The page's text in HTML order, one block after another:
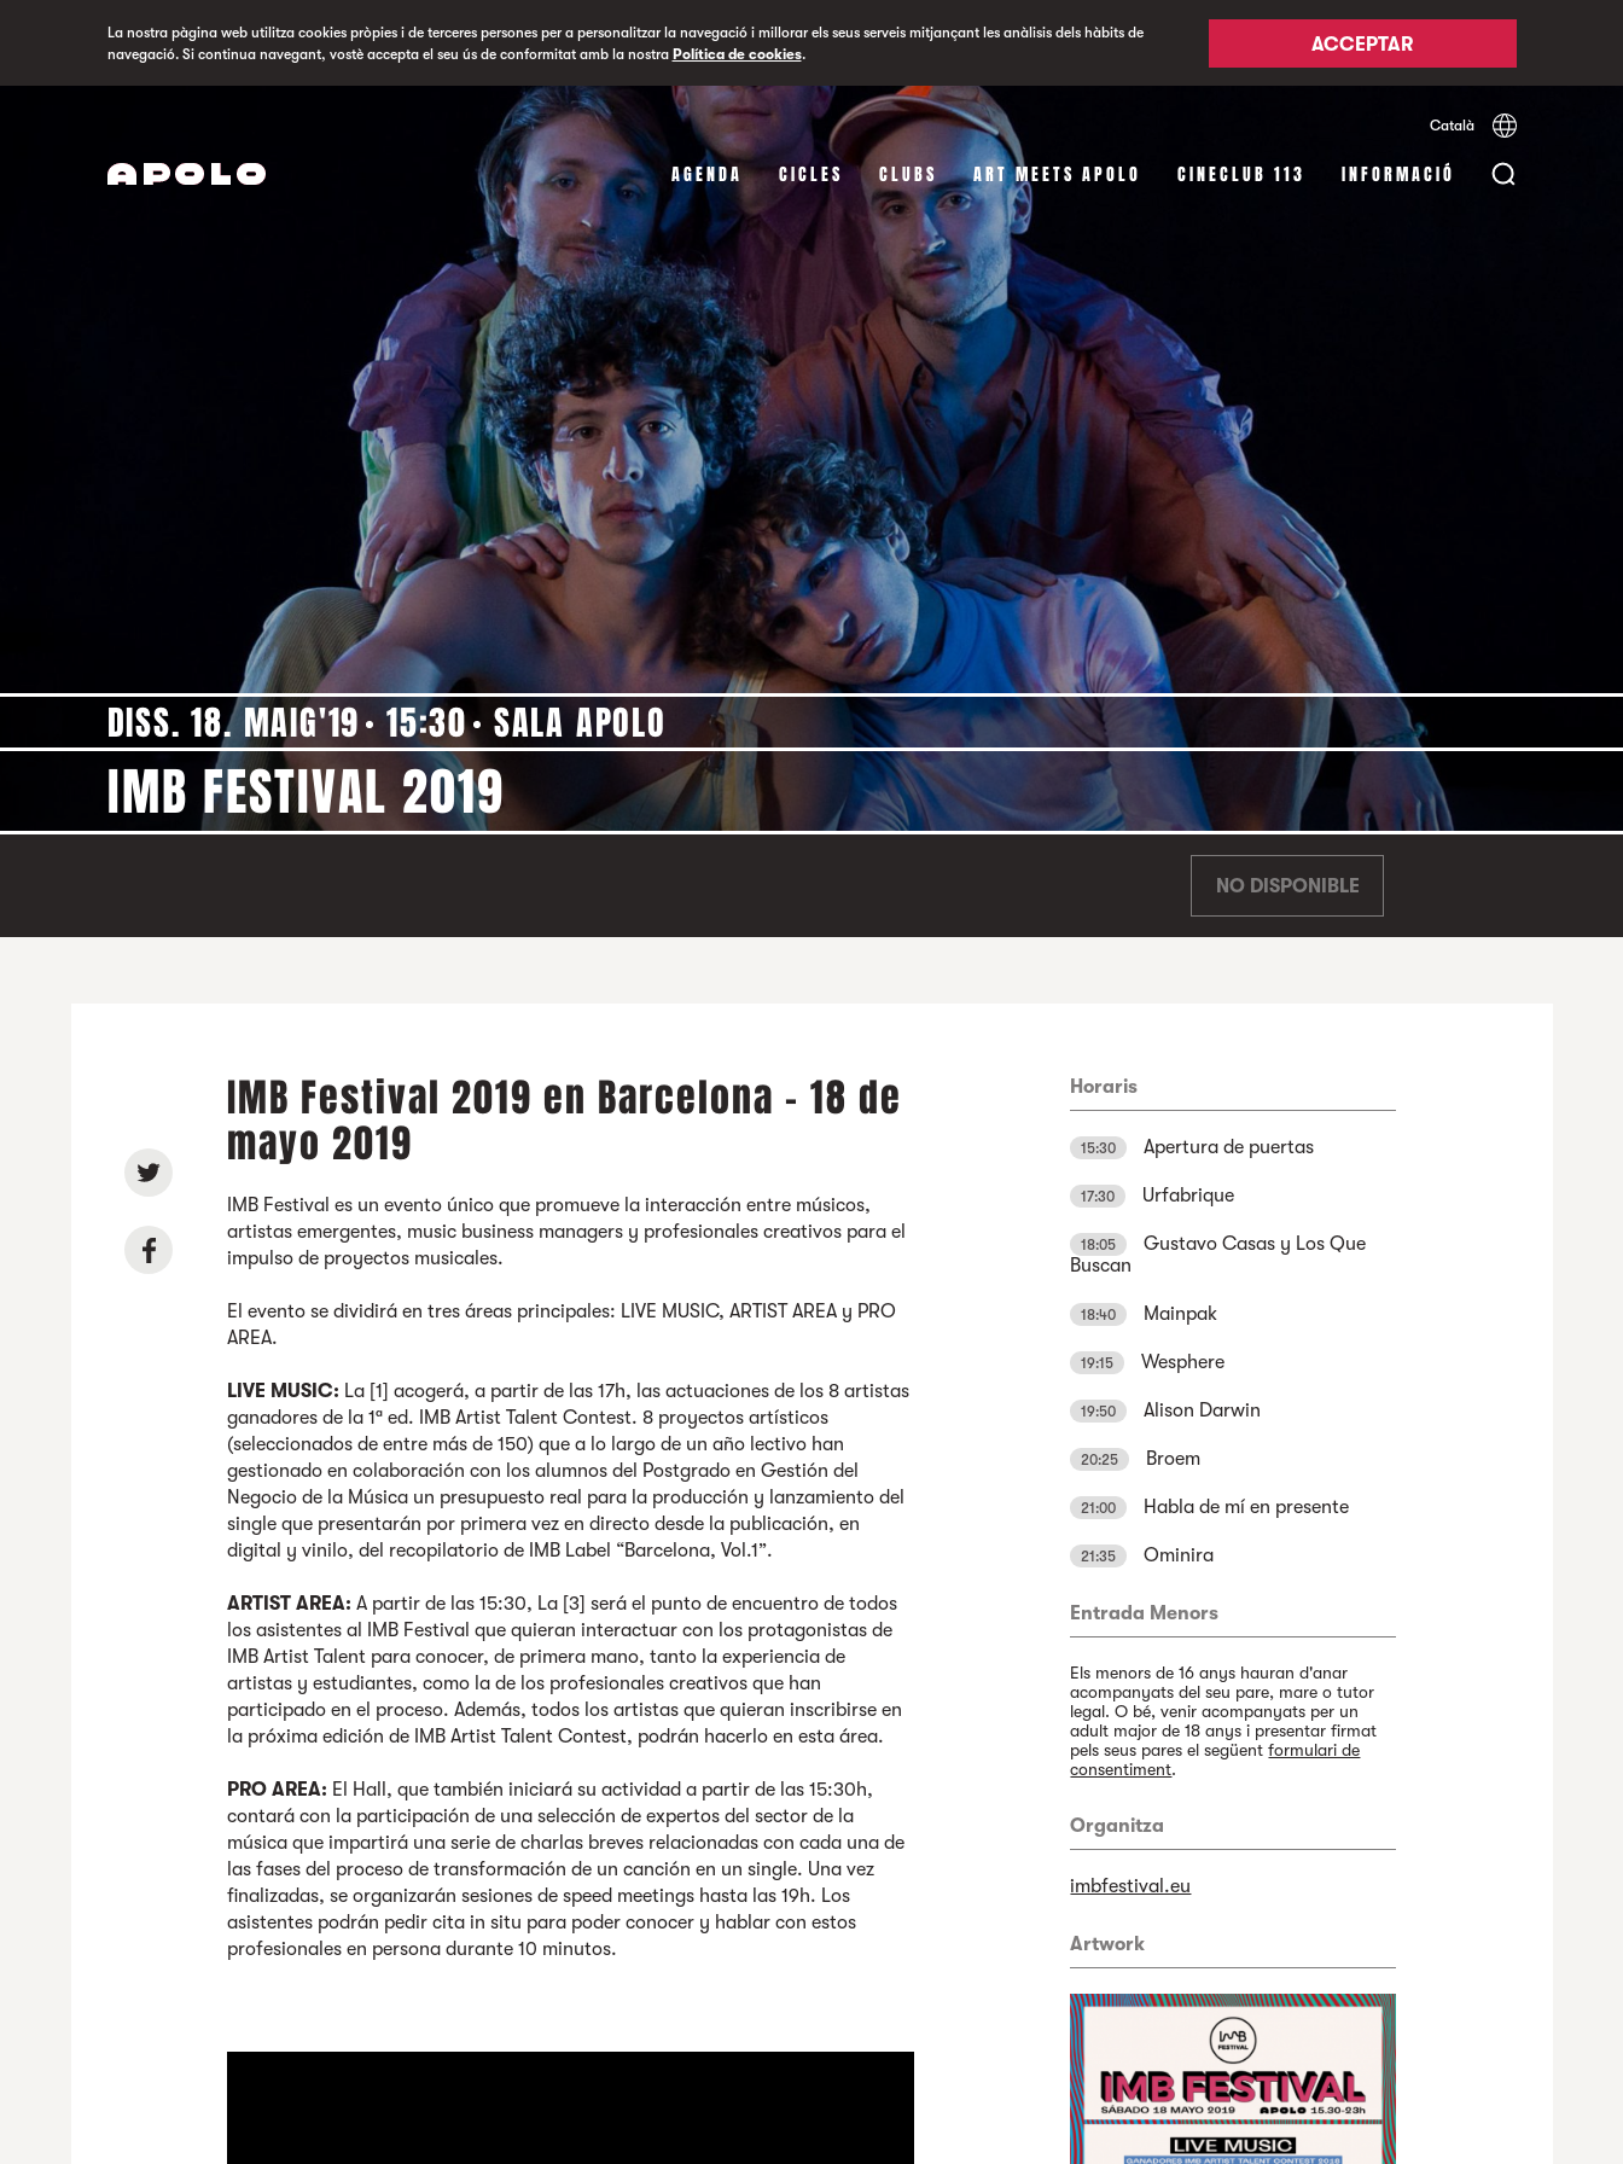
La nostra pàgina web utilitza cookies pròpies i de terceres persones per a personalitzar la navegació i millorar els seus serveis mitjançant les anàlisis dels hàbits de
navegació. Si continua navegant, vostè accepta el seu ús de conformitat amb la nostra Política de cookies. ACCEPTAR
Català Español
AGENDA CICLES CLUBS ART MEETS APOLO CINECLUB 113 INFORMACIÓ
DISS. 18. MAIG'19 15:30 SALA APOLO
IMB FESTIVAL 2019
NO DISPONIBLE
IMB Festival 2019 en Barcelona - 18 de
mayo 2019
IMB Festival es un evento único que promueve la interacción entre músicos,
artistas emergentes, music business managers y profesionales creativos para el
impulso de proyectos musicales.
El evento se dividirá en tres áreas principales: LIVE MUSIC, ARTIST AREA y PRO
AREA.
LIVE MUSIC: La [1] acogerá, a partir de las 17h, las actuaciones de los 8 artistas
ganadores de la 1ª ed. IMB Artist Talent Contest. 8 proyectos artísticos
(seleccionados de entre más de 150) que a lo largo de un año lectivo han
gestionado en colaboración con los alumnos del Postgrado en Gestión del
Negocio de la Música un presupuesto real para la producción y lanzamiento del
single que presentarán por primera vez en directo desde la publicación, en
digital y vinilo, del recopilatorio de IMB Label “Barcelona, Vol.1”.
ARTIST AREA: A partir de las 15:30, La [3] será el punto de encuentro de todos
los asistentes al IMB Festival que quieran interactuar con los protagonistas de
IMB Artist Talent para conocer, de primera mano, tanto la experiencia de
artistas y estudiantes, como la de los profesionales creativos que han
participado en el proceso. Además, todos los artistas que quieran inscribirse en
la próxima edición de IMB Artist Talent Contest, podrán hacerlo en esta área.
PRO AREA: El Hall, que también iniciará su actividad a partir de las 15:30h,
contará con la participación de una selección de expertos del sector de la
música que impartirá una serie de charlas breves relacionadas con cada una de
las fases del proceso de transformación de un canción en un single. Una vez
finalizadas, se organizarán sesiones de speed meetings hasta las 19h. Los
asistentes podrán pedir cita in situ para poder conocer y hablar con estos
profesionales en persona durante 10 minutos.
Horaris
15:30 Apertura de puertas
17:30 Urfabrique
18:05
Gustavo Casas y Los Que
Buscan
18:40 Mainpak
19:15 Wesphere
19:50 Alison Darwin
20:25 Broem
21:00 Habla de mí en presente
21:35 Ominira
Entrada Menors
Els menors de 16 anys hauran d'anar
acompanyats del seu pare, mare o tutor
legal. O bé, venir acompanyats per un
adult major de 18 anys i presentar firmat
pels seus pares el següentformulari de
consentiment.
Organitza
imbfestival.eu
Artwork